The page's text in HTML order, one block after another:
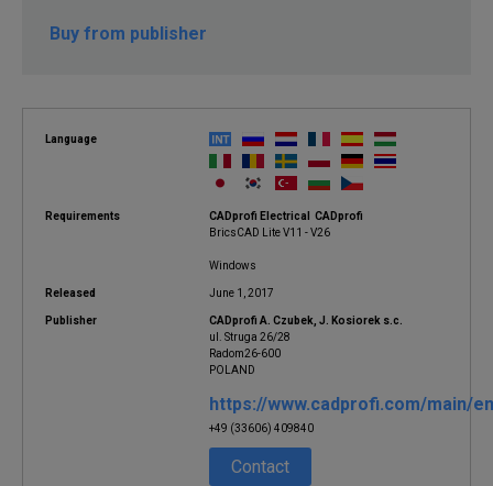
Buy from publisher
Language
Requirements
CADprofi Electrical CADprofi
BricsCAD Lite V11 - V26
Windows
Released June 1, 2017
Publisher
CADprofi A. Czubek, J. Kosiorek s.c.
ul. Struga 26/28
Radom26-600
POLAND
https://www.cadprofi.com/main/
+49 (33606) 409840
Contact